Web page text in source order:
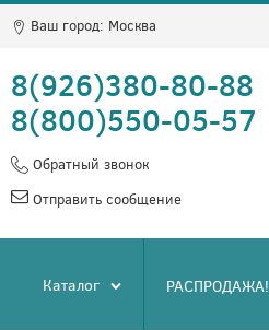
Ваш город: Москва
8(926)380-80-88
8(800)550-05-57
Обратный звонок
Отправить сообщение
Каталог РАСПРОДАЖА!